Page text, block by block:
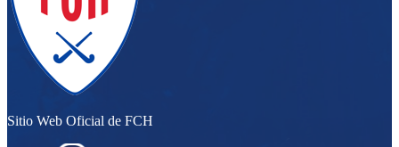
Sitio Web Oficial de FCH